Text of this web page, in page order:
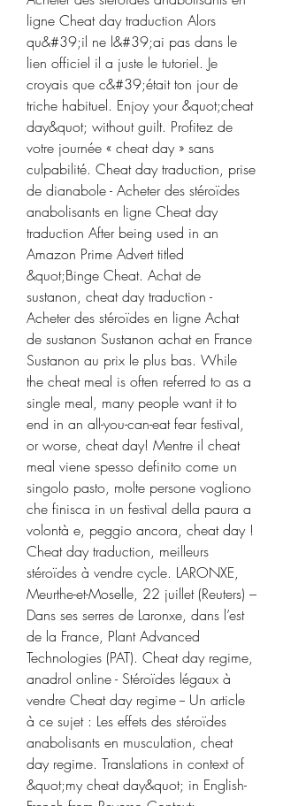
ligne Cheat day traduction Alors
qu&#39;il ne l&#39;ai pas dans le
lien officiel il a juste le tutoriel. Je
croyais que c&#39;était ton jour de
triche habituel. Enjoy your &quot;cheat
day&quot; without guilt. Profitez de
votre journée « cheat day » sans
culpabilité. Cheat day traduction, prise
de dianabole - Acheter des stéroïdes
anabolisants en ligne Cheat day
traduction After being used in an
Amazon Prime Advert titled
&quot;Binge Cheat. Achat de
sustanon, cheat day traduction -
Acheter des stéroïdes en ligne Achat
de sustanon Sustanon achat en France
Sustanon au prix le plus bas. While
the cheat meal is often referred to as a
single meal, many people want it to
end in an all-you-can-eat fear festival,
or worse, cheat day! Mentre il cheat
meal viene spesso definito come un
singolo pasto, molte persone vogliono
che finisca in un festival della paura a
volontà e, peggio ancora, cheat day !
Cheat day traduction, meilleurs
stéroïdes à vendre cycle. LARONXE,
Meurthe-et-Moselle, 22 juillet (Reuters) –
Dans ses serres de Laronxe, dans l’est
de la France, Plant Advanced
Technologies (PAT). Cheat day regime,
anadrol online - Stéroïdes légaux à
vendre Cheat day regime -- Un article
à ce sujet : Les effets des stéroïdes
anabolisants en musculation, cheat
day regime. Translations in context of
&quot;my cheat day&quot; in English-